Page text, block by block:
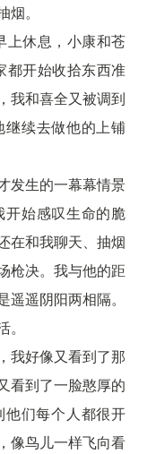
。
上休息，小康和苍
都开始收拾东西准
我和喜全又被调到
继续去做他的上铺
发生的一幕幕情景
始感叹生命的脆
在和我聊天、抽烟
枪决。我与他的距
遥阴阳两相隔。
我好像又看到了那
看到了一脸憨厚的
们每个人都很开
像鸟儿一样飞向看